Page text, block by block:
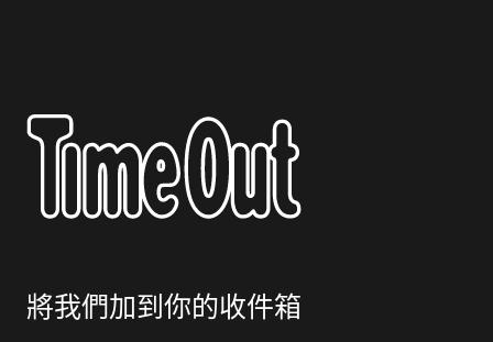
將我們加到你的收件箱